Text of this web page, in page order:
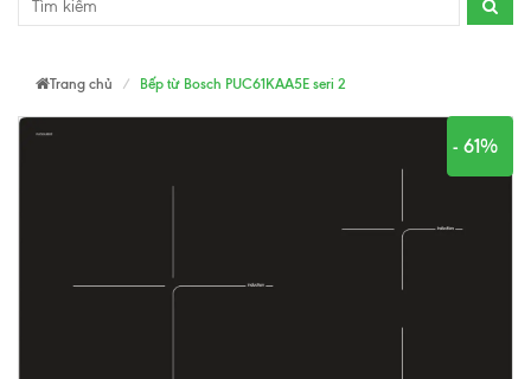
Trang chủ Bếp từ Bosch PUC61KAA5E seri 2
- 61%